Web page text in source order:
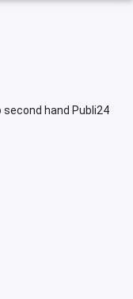
second hand Publi24